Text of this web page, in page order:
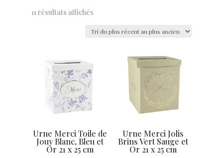
11 résultats affichés
Urne Merci Toile de
Jouy Blanc, Bleu et
Or 21 x 25 cm
Urne Merci Jolis
Brins Vert Sauge et
Or 21 x 25 cm